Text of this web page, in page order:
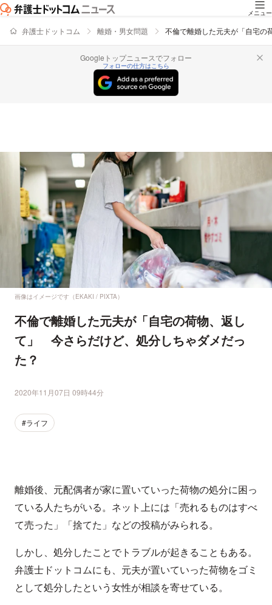
メニュー
弁護士ドットコム 離婚・男女問題 不倫で離婚した元夫が「自宅
Googleトップニュースでフォロー
フォローの仕方はこちら
画像はイメージです（EKAKI / PIXTA）
不倫で離婚した元夫が「自宅の荷物、返し
て」 今さらだけど、処分しちゃダメだっ
た？
2020年11月07日 09時44分
#ライフ
離婚後、元配偶者が家に置いていった荷物の処分に困っ
ている人たちがいる。ネット上には「売れるものはすべ
て売った」「捨てた」などの投稿がみられる。
しかし、処分したことでトラブルが起きることもある。
弁護士ドットコムにも、元夫が置いていった荷物をゴミ
として処分したという女性が相談を寄せている。